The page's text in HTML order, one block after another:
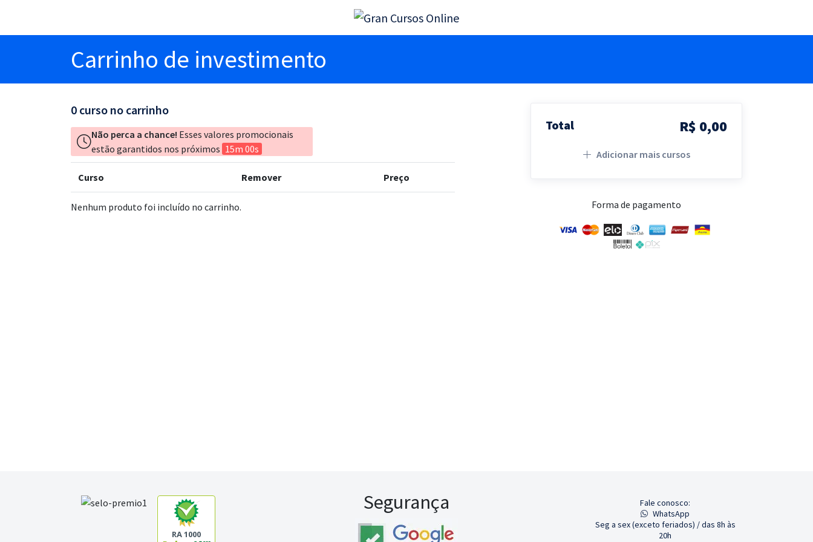
Carrinho de investimento
0 curso no carrinho
Não perca a chance! Esses valores promocionais
estão garantidos nos próximos 15m 00s
Curso Remover Preço
Nenhum produto foi incluído no carrinho.
Total R$ 0,00
Adicionar mais cursos
Forma de pagamento
RA 1000
Segurança
Fale conosco:
WhatsApp
Seg a sex (exceto feriados) / das 8h às
20h